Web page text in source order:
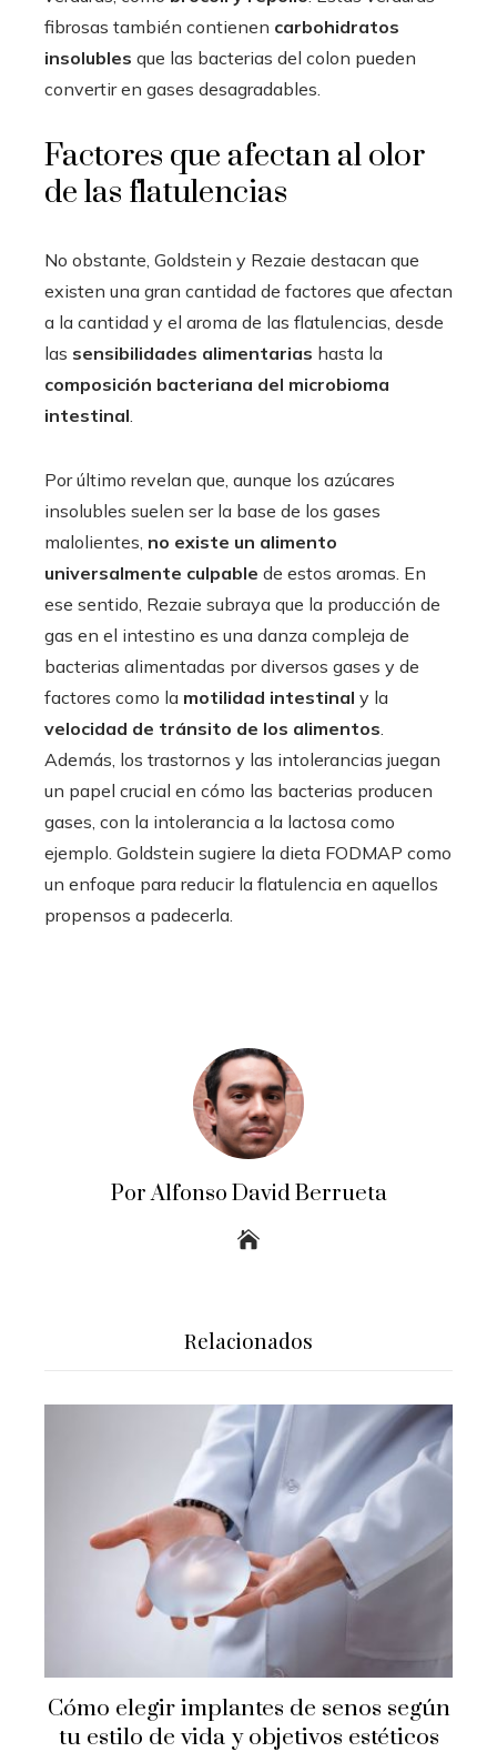
fibrosas también contienen carbohidratos
insolubles que las bacterias del colon pueden
convertir en gases desagradables.
Factores que afectan al olor
de las flatulencias
No obstante, Goldstein y Rezaie destacan que
existen una gran cantidad de factores que afectan
a la cantidad y el aroma de las flatulencias, desde
las sensibilidades alimentarias hasta la
composición bacteriana del microbioma
intestinal.
Por último revelan que, aunque los azúcares
insolubles suelen ser la base de los gases
malolientes, no existe un alimento
universalmente culpable de estos aromas. En
ese sentido, Rezaie subraya que la producción de
gas en el intestino es una danza compleja de
bacterias alimentadas por diversos gases y de
factores como la motilidad intestinal y la
velocidad de tránsito de los alimentos.
Además, los trastornos y las intolerancias juegan
un papel crucial en cómo las bacterias producen
gases, con la intolerancia a la lactosa como
ejemplo. Goldstein sugiere la dieta FODMAP como
un enfoque para reducir la flatulencia en aquellos
propensos a padecerla.
Por Alfonso David Berrueta
Relacionados
Cómo elegir implantes de senos según
tu estilo de vida y objetivos estéticos